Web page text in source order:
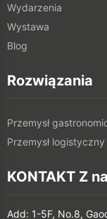
Wydarzenia
Wystawa
Blog
Rozwiązania
Przemysł
Przemysł logistyczny
KONTAKT Z
Add: 1-5F, No.8,